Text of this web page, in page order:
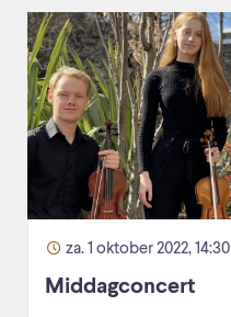
za. 1 oktober 2022, 14:30
Middagconcert